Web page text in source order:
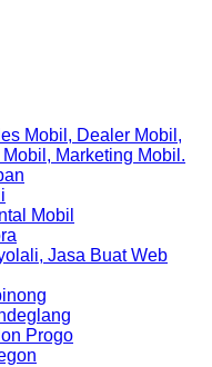
Mobil, Dealer Mobil,
Marketing Mobil.
Mobil
Jasa Buat Web
Progo